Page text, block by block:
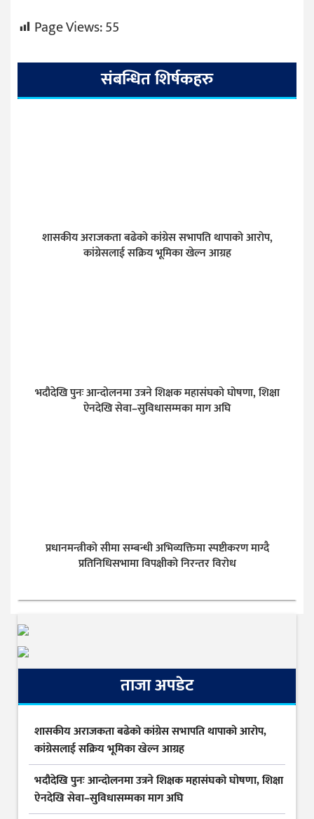
Page Views:55
संबन्धित शिर्षकहरु
शासकीय अराजकता बढेको कांग्रेस सभापति थापाको आरोप,
कांग्रेसलाई सक्रिय भूमिका खेल्न आग्रह
भदौदेखि पुनः आन्दोलनमा उत्रने शिक्षक महासंघको घोषणा, शिक्षा
ऐनदेखि सेवा–सुविधासम्मका माग अघि
प्रधानमन्त्रीको सीमा सम्बन्धी अभिव्यक्तिमा स्पष्टीकरण माग्दै
प्रतिनिधिसभामा विपक्षीको निरन्तर विरोध
ताजा अपडेट
शासकीय अराजकता बढेको कांग्रेस सभापति थापाको आरोप,
कांग्रेसलाई सक्रिय भूमिका खेल्न आग्रह
भदौदेखि पुनः आन्दोलनमा उत्रने शिक्षक महासंघको घोषणा, शिक्षा
ऐनदेखि सेवा–सुविधासम्मका माग अघि